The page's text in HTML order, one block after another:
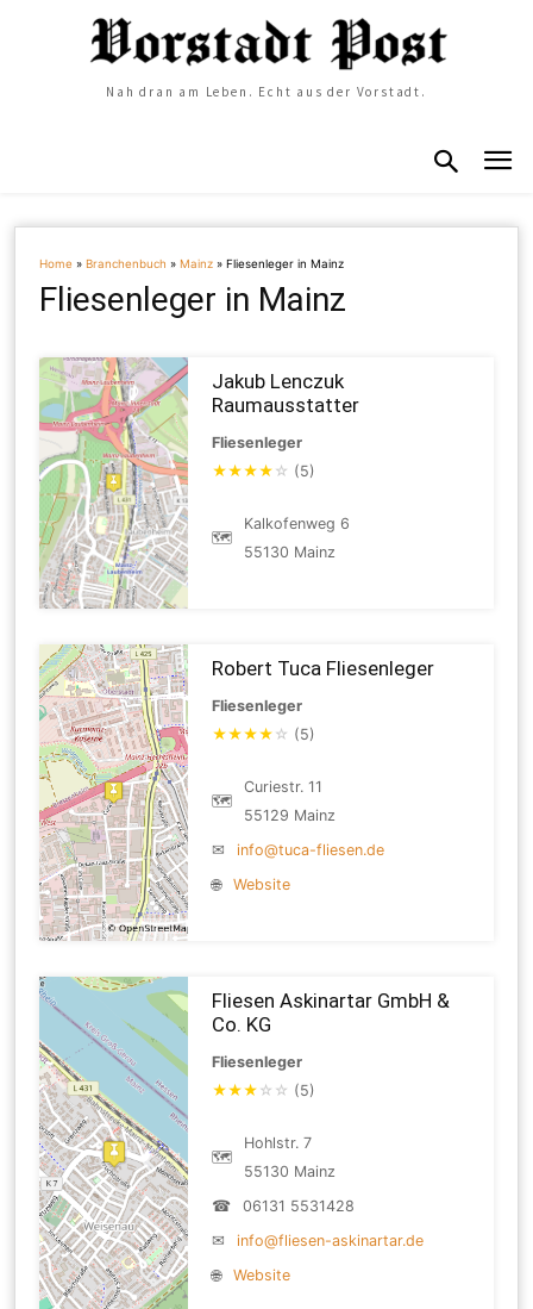
Nah dran am Leben. Echt aus der Vorstadt.
Home »Branchenbuch »Mainz »Fliesenleger in Mainz
Fliesenleger in Mainz
Jakub Lenczuk
Raumausstatter
Fliesenleger
★★★★ ☆ (5)
🗺
Kalkofenweg 6
55130 Mainz
Robert Tuca Fliesenleger
Fliesenleger
★★★★ ☆ (5)
🗺
Curiestr. 11
55129 Mainz
✉
info@tuca-fliesen.de
🌐
Website
Fliesen Askinartar GmbH &
Co. KG
Fliesenleger
★★★ ☆ ☆ (5)
🗺
Hohlstr. 7
55130 Mainz
☎
06131 5531428
✉
info@fliesen-askinartar.de
🌐
Website